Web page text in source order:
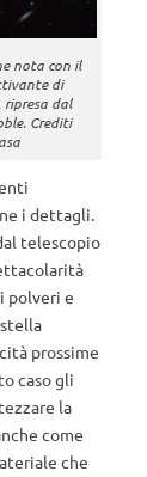
nota con il
di
ripresa dal
Crediti
i dettagli.
telescopio
polveri e
prossime
caso gli
la
come
che